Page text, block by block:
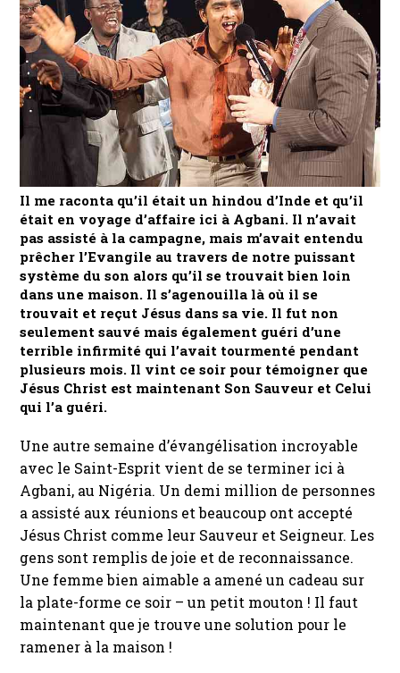
Il me raconta qu’il était un hindou d’Inde et qu’il
était en voyage d’affaire ici à Agbani. Il n’avait
pas assisté à la campagne, mais m’avait entendu
prêcher l’Evangile au travers de notre puissant
système du son alors qu’il se trouvait bien loin
dans une maison. Il s’agenouilla là où il se
trouvait et reçut Jésus dans sa vie. Il fut non
seulement sauvé mais également guéri d’une
terrible infirmité qui l’avait tourmenté pendant
plusieurs mois. Il vint ce soir pour témoigner que
Jésus Christ est maintenant Son Sauveur et Celui
qui l’a guéri.
Une autre semaine d’évangélisation incroyable
avec le Saint-Esprit vient de se terminer ici à
Agbani, au Nigéria. Un demi million de personnes
a assisté aux réunions et beaucoup ont accepté
Jésus Christ comme leur Sauveur et Seigneur. Les
gens sont remplis de joie et de reconnaissance.
Une femme bien aimable a amené un cadeau sur
la plate-forme ce soir – un petit mouton ! Il faut
maintenant que je trouve une solution pour le
ramener à la maison !